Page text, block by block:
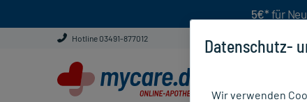
5€* für
Hotline 03491-877012 Datenschutz-
Wir verwenden